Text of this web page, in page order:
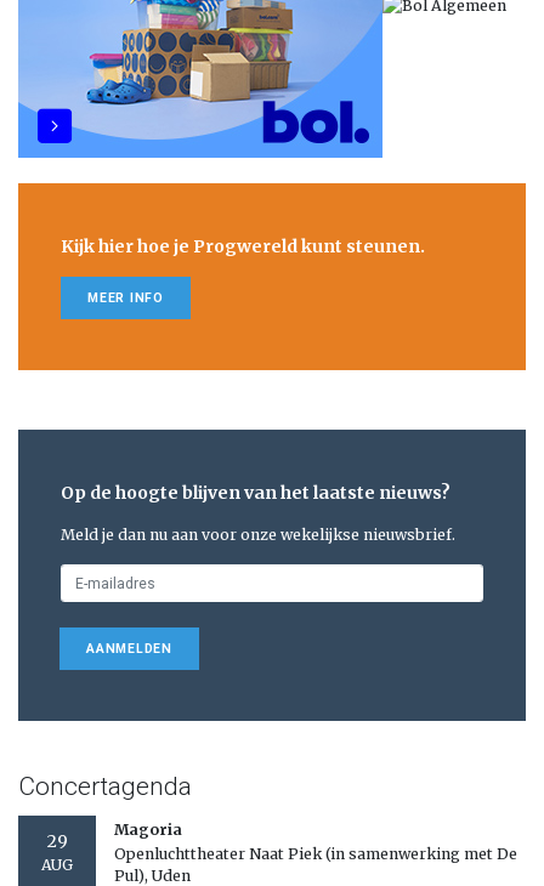
Kijk hier hoe je Progwereld kunt steunen.
MEER INFO
Op de hoogte blijven van het laatste nieuws?
Meld je dan nu aan voor onze wekelijkse nieuwsbrief.
AANMELDEN
Concertagenda
29
AUG
Magoria
Openluchttheater Naat Piek (in samenwerking met De
Pul), Uden